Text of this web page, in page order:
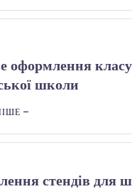
оформлення
школи
стендів для